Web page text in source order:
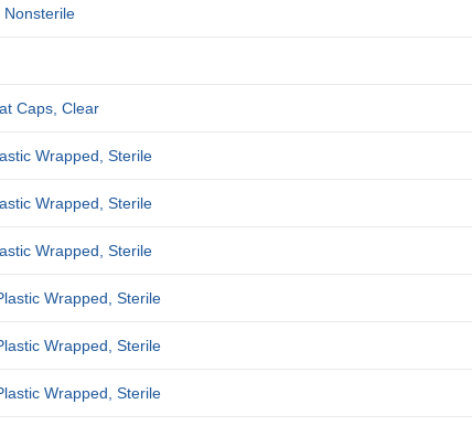
Nonsterile
Caps, Clear
Wrapped, Sterile
Wrapped, Sterile
Wrapped, Sterile
Wrapped, Sterile
Wrapped, Sterile
Wrapped, Sterile